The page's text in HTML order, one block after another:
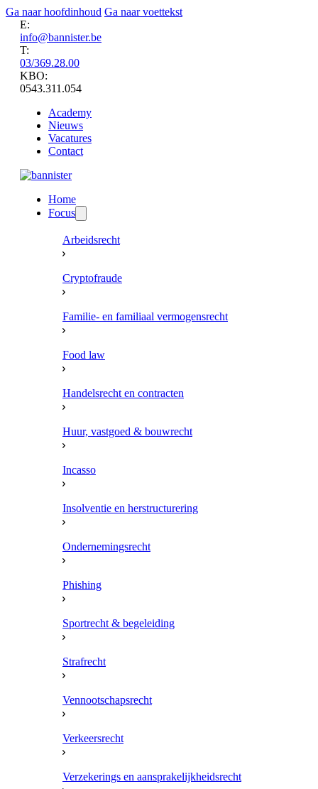
Ga naar hoofdinhoud Ga naar voettekst
E:
info@bannister.be
T:
03/369.28.00
KBO:
0543.311.054
Academy
Nieuws
Vacatures
Contact
Home
Focus
Arbeidsrecht
Cryptofraude
Familie- en familiaal vermogensrecht
Food law
Handelsrecht en contracten
Huur, vastgoed & bouwrecht
Incasso
Insolventie en herstructurering
Ondernemingsrecht
Phishing
Sportrecht & begeleiding
Strafrecht
Vennootschapsrecht
Verkeersrecht
Verzekerings en aansprakelijkheidsrecht